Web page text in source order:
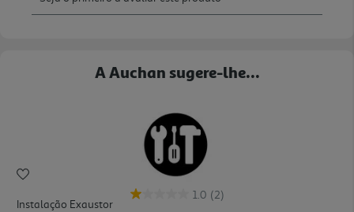
A Auchan sugere-lhe...
1.0 (2)
Instalação Exaustor